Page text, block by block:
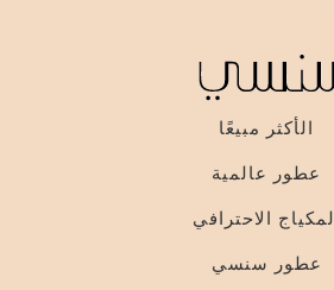
الأكثر مبيعًا
عطور عالمية
المكياج الاحترافي
عطور سنسي